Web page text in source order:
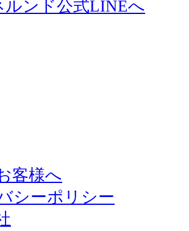
客様へ
シーポリシー